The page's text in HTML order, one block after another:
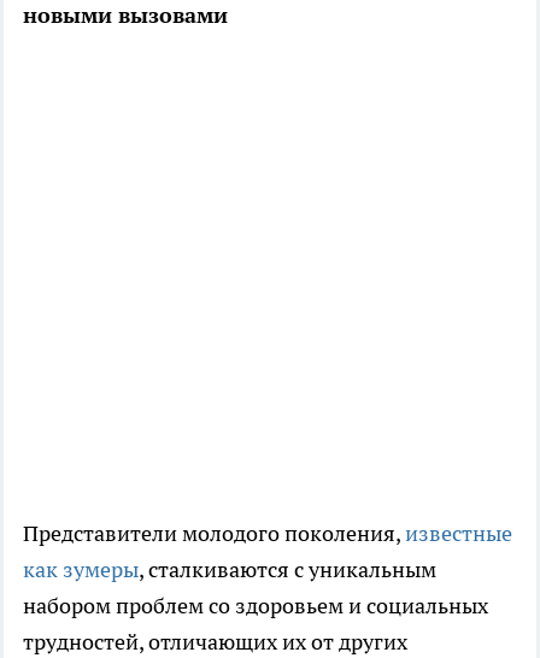
новыми вызовами
Представители молодого поколения,известные
как зумеры, сталкиваются с уникальным
набором проблем со здоровьем и социальных
трудностей, отличающих их от других